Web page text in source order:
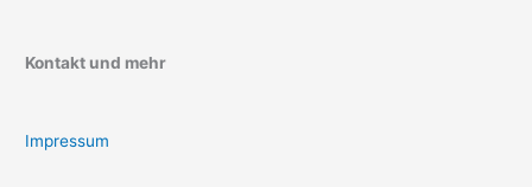
Kontakt und mehr
Impressum